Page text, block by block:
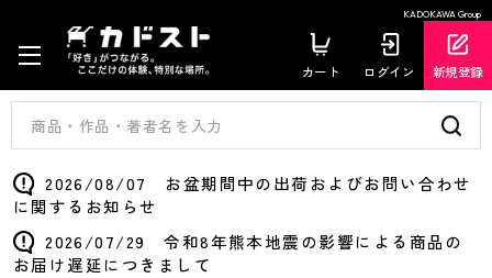
KADOKAWA Group
カート ログイン 新規登録
2026/08/07 お盆期間中の出荷およびお問い合わせ
に関するお知らせ
2026/07/29 令和8年熊本地震の影響による商品の
お届け遅延につきまして